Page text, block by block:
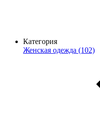
Категория
Женская одежда (102)